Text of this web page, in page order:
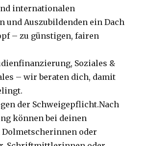
internationalen
und Auszubildenden ein Dach
– zu günstigen, fairen
Soziales &
– wir beraten dich, damit
der Schweigepflicht.Nach
können bei deinen
Dolmetscherinnen oder